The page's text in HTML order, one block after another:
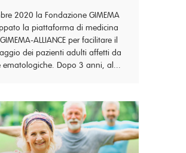
2020 la Fondazione GIMEMA
la piattaforma di medicina
ALLIANCE per facilitare il
dei pazienti adulti affetti da
ematologiche. Dopo 3 anni, al...